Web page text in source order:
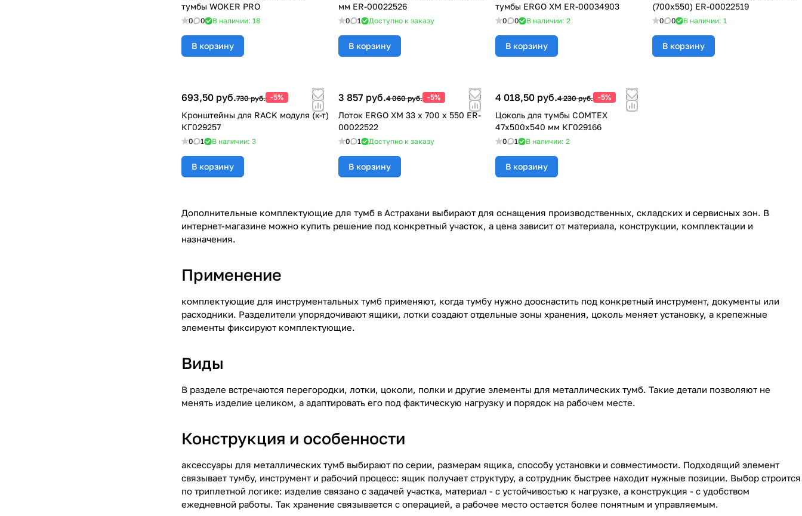
тумбы WOKER PRO
0 0 В наличии: 18
В корзину
мм ER-00022526
0 1 Доступно к заказу
В корзину
тумбы ERGO ХМ ER-00034903
0 0 В наличии: 2
В корзину
(700x550) ER-00022519
0 0 В наличии: 1
В корзину
693,50 руб.730 руб. -5%
Кронштейны для RACK модуля (к-т)
КГ029257
0 1 В наличии: 3
В корзину
3 857 руб.4 060 руб. -5%
Лоток ERGO ХМ 33 x 700 x 550 ER-
00022522
0 1 Доступно к заказу
В корзину
4 018,50 руб.4 230 руб. -5%
Цоколь для тумбы COMTEX
47x500x540 мм КГ029166
0 1 В наличии: 2
В корзину
Дополнительные комплектующие для тумб в Астрахани выбирают для оснащения производственных, складских и сервисных зон. В
интернет-магазине можно купить решение под конкретный участок, а цена зависит от материала, конструкции, комплектации и
назначения.
Применение
комплектующие для инструментальных тумб применяют, когда тумбу нужно дооснастить под конкретный инструмент, документы или
расходники. Разделители упорядочивают ящики, лотки создают отдельные зоны хранения, цоколь меняет установку, а крепежные
элементы фиксируют комплектующие.
Виды
В разделе встречаются перегородки, лотки, цоколи, полки и другие элементы для металлических тумб. Такие детали позволяют не
менять изделие целиком, а адаптировать его под фактическую нагрузку и порядок на рабочем месте.
Конструкция и особенности
аксессуары для металлических тумб выбирают по серии, размерам ящика, способу установки и совместимости. Подходящий элемент
связывает тумбу, инструмент и рабочий процесс: ящик получает структуру, а сотрудник быстрее находит нужные позиции. Выбор строится
по триплетной логике: изделие связано с задачей участка, материал - с устойчивостью к нагрузке, а конструкция - с удобством
ежедневной работы. Так хранение связывается с операцией, а рабочее место остается более понятным и управляемым.